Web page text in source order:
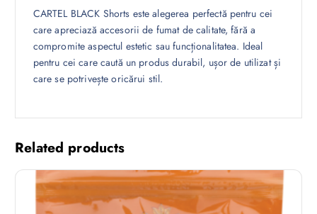
CARTEL BLACK Shorts este alegerea perfectă pentru cei
care apreciază accesorii de fumat de calitate, fără a
compromite aspectul estetic sau funcționalitatea. Ideal
pentru cei care caută un produs durabil, ușor de utilizat și
care se potrivește oricărui stil.
Related products